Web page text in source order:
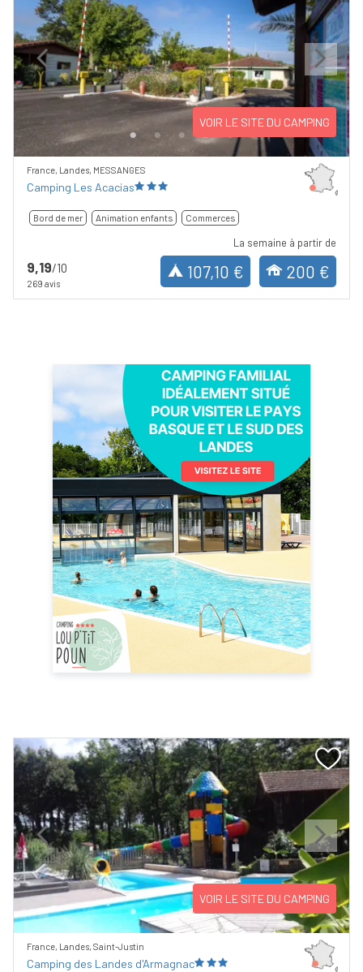
Previous Next
VOIR LE SITE DU CAMPING
France, Landes, MESSANGES
Camping Les Acacias
Bord de mer Animation enfants Commerces
9,19/10
269 avis
La semaine à partir de
107,10 € 200 €
Previous Next
VOIR LE SITE DU CAMPING
France, Landes, Saint-Justin
Camping des Landes d'Armagnac